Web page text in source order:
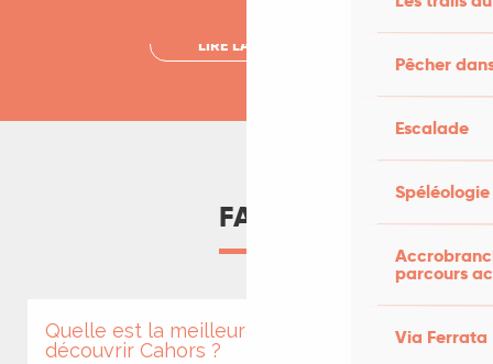
Pêcher
Escalade
Spéléologie
parcours
Via Ferrata
LIRE LA SUITE
FAQ
Quelle est la meilleure saison pour
découvrir Cahors ?